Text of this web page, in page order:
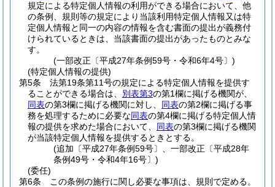
規定による特定個人情報の利用ができる場合において、他
の条例、規則等の規定により当該利用特定個人情報又は特
定個人情報と同一の内容の情報を含む書面の提出が義務付
けられているときは、当該書面の提出があったものとみな
す。
(一部改正〔平成27年条例59号・令和6年4号〕)
(特定個人情報の提供)
第5条
法第19条第11号の規定による特定個人情報を提供す
ることができる場合は、 別表第3の第1欄に掲げる機関が、
同表の第3欄に掲げる機関に対し、 同表の第2欄に掲げる事
務を処理するために必要な同表の第4欄に掲げる特定個人情
報の提供を求めた場合において、 同表の第3欄に掲げる機関
が当該特定個人情報を提供するときとする。
(追加〔平成27年条例59号〕、一部改正〔平成28年
条例49号・令和4年16号〕)
(委任)
第6条
この条例の施行に関し必要な事項は、規則で定める。